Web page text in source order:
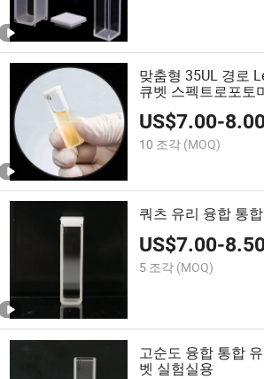
맞춤형 35UL 경로
큐벳 스펙트로포토
US$7.00-
10 조각 (MOQ)
쿼츠 유리 융합 통
US$7.00-
5 조각 (MOQ)
고순도 융합 통합
벳 실험실용